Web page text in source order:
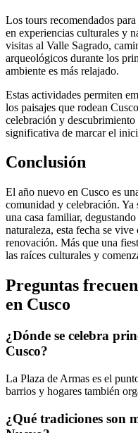
Los tours recomendados
en experiencias culturales y
visitas al Valle Sagrado,
arqueológicos durante los
ambiente es más relajado.
Estas actividades permiten
los paisajes que rodean
celebración y
significativa de marcar el
Conclusión
El año nuevo en Cusco es
comunidad y celebración. Ya
una casa familiar,
naturaleza, esta fecha se
renovación. Más que una
las raíces culturales y
Preguntas
en Cusco
¿Dónde se celebra
Cusco?
La Plaza de Armas es el
barrios y hogares también
¿Qué tradiciones son